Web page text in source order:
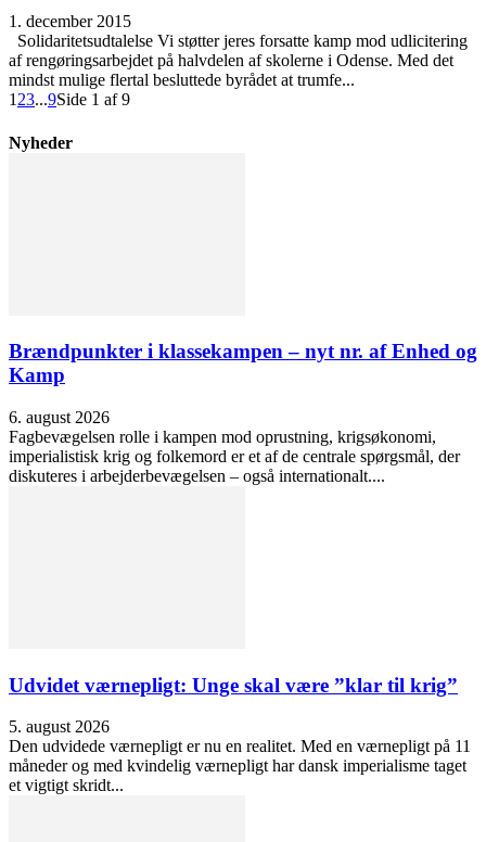
1. december 2015
Solidaritetsudtalelse Vi støtter jeres forsatte kamp mod udlicitering
af rengøringsarbejdet på halvdelen af skolerne i Odense. Med det
mindst mulige flertal besluttede byrådet at trumfe...
1 23...9Side 1 af 9
Nyheder
Brændpunkter i klassekampen – nyt nr. af Enhed og
Kamp
6. august 2026
Fagbevægelsen rolle i kampen mod oprustning, krigsøkonomi,
imperialistisk krig og folkemord er et af de centrale spørgsmål, der
diskuteres i arbejderbevægelsen – også internationalt....
Udvidet værnepligt: Unge skal være ”klar til krig”
5. august 2026
Den udvidede værnepligt er nu en realitet. Med en værnepligt på 11
måneder og med kvindelig værnepligt har dansk imperialisme taget
et vigtigt skridt...